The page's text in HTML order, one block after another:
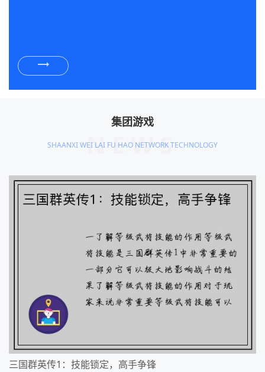
集团游戏
NEWS
SHAANXI WEI LAI FU HAO NETWORK TECHNOLOGY
三国群英传1：技能锁定，高手争锋